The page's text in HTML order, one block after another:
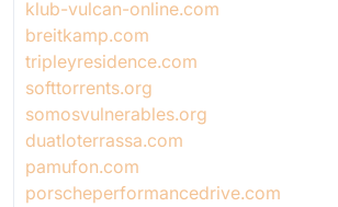
klub-vulcan-online.com
breitkamp.com
tripleyresidence.com
softtorrents.org
somosvulnerables.org
duatloterrassa.com
pamufon.com
porscheperformancedrive.com